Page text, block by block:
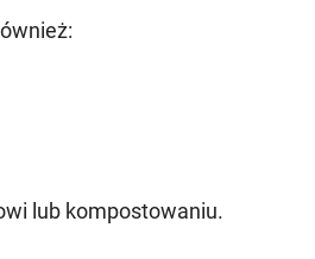
lub kompostowaniu.